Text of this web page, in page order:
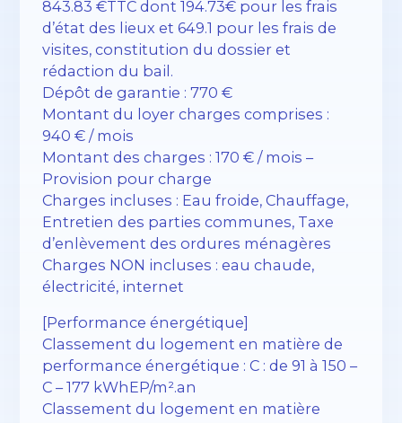
843.83 €TTC dont 194.73€ pour les frais
d’état des lieux et 649.1 pour les frais de
visites, constitution du dossier et
rédaction du bail.
Dépôt de garantie : 770 €
Montant du loyer charges comprises :
940 € / mois
Montant des charges : 170 € / mois –
Provision pour charge
Charges incluses : Eau froide, Chauffage,
Entretien des parties communes, Taxe
d’enlèvement des ordures ménagères
Charges NON incluses : eau chaude,
électricité, internet
[Performance énergétique]
Classement du logement en matière de
performance énergétique : C : de 91 à 150 –
C – 177 kWhEP/m².an
Classement du logement en matière